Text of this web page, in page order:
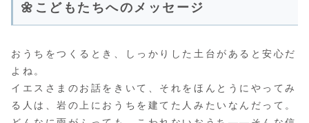
🌼こどもたちへのメッセージ
おうちをつくるとき、しっかりした土台があると安心だ
よね。
イエスさまのお話をきいて、それをほんとうにやってみ
る人は、岩の上におうちを建てた人みたいなんだって。